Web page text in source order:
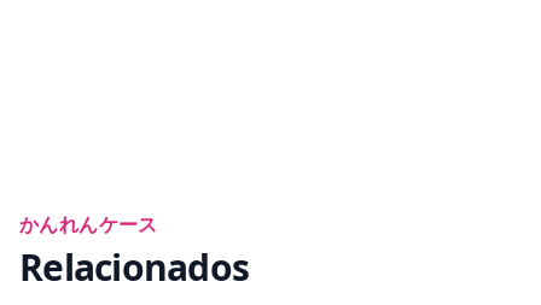
かんれんケース
Relacionados